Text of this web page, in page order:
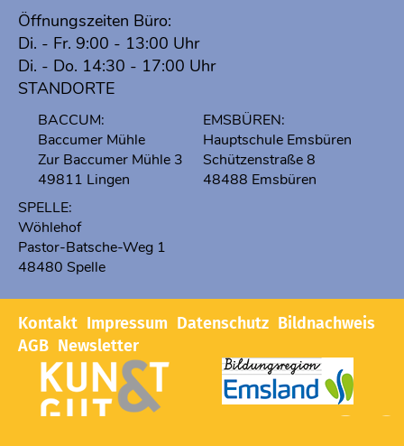
Öffnungszeiten Büro:
Di. - Fr. 9:00 - 13:00 Uhr
Di. - Do. 14:30 - 17:00 Uhr
STANDORTE
BACCUM:
Baccumer Mühle
Zur Baccumer Mühle 3
49811 Lingen
EMSBÜREN:
Hauptschule Emsbüren
Schützenstraße 8
48488 Emsbüren
SPELLE:
Wöhlehof
Pastor-Batsche-Weg 1
48480 Spelle
Kontakt Impressum Datenschutz Bildnachweis
AGB Newsletter